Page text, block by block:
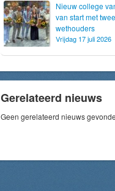
Nieuw college
van start met
wethouders
Vrijdag 17 juli 2026
Gerelateerd nieuws
Geen gerelateerd nieuws